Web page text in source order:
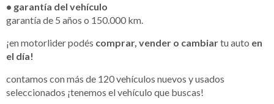
• garantía del vehículo
garantía de 5 años o 150.000 km.
¡en motorlider podés comprar, vender o cambiartu auto en
el día!
contamos con más de 120 vehículos nuevos y usados
seleccionados ¡tenemos el vehículo que buscas!